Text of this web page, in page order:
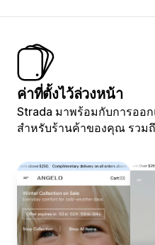
ค่าที่ตั้งไว้ล่วงหน้า
Strada มาพร้อมกับการออก
สำหรับร้านค้าของคุณ รวม